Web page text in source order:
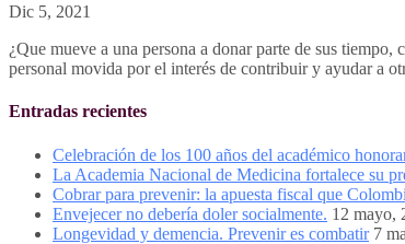
Dic 5, 2021
¿Que mueve a una persona a donar parte de sus
personal movida por el interés de contribuir y ayudar a
Entradas recientes
Celebración de los 100 años del académico
La Academia Nacional de Medicina fortalece su
Cobrar para prevenir: la apuesta fiscal que
Envejecer no debería doler socialmente. 12 mayo,
Longevidad y demencia. Prevenir es combatir 7